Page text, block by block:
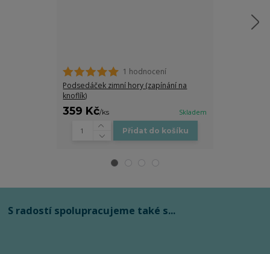
1 hodnocení
Podsedáček zimní hory (zapínání na
knoflík)
359 Kč/ks Skladem
Přidat do košíku
S radostí spolupracujeme také s...